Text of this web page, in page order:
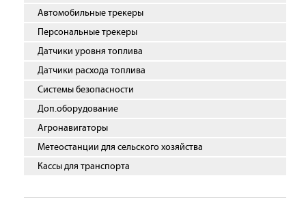
Автомобильные трекеры
Персональные трекеры
Датчики уровня топлива
Датчики расхода топлива
Системы безопасности
Доп.оборудование
Агронавигаторы
Метеостанции для сельского хозяйства
Кассы для транспорта